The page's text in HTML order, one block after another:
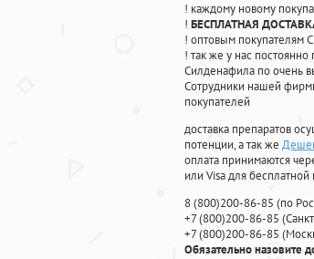
! каждому новому
! БЕСПЛАТНАЯ
! оптовым покупателям
! так же у нас
Силденафила по очень
Cотрудники нашей
покупателей
доставка препаратов
потенции, а так же
оплата принимаются
или Visa для
8(800)200-86-85 (по
+7(800)200-86-85 (
+7(800)200-86-85 (
Обязательно назовите